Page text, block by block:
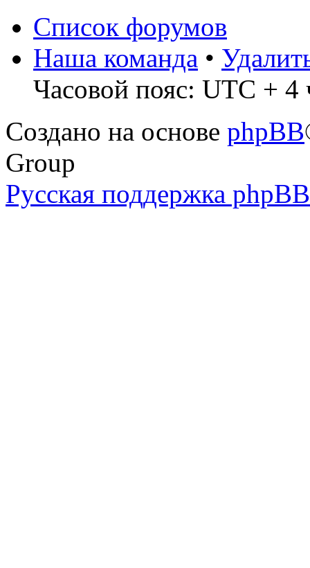
Список форумов
Наша команда •
Часовой пояс: UTC + 4
Создано на основе phpBB
Group
Русская поддержка phpBB